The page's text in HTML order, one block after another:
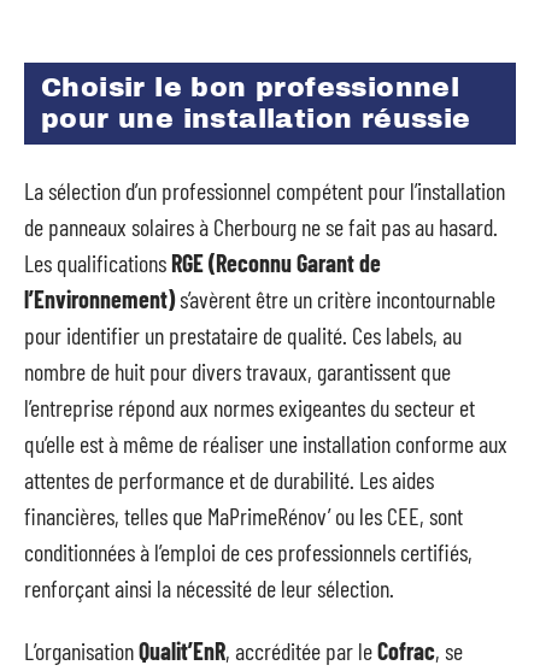
Choisir le bon professionnel
pour une installation réussie
La sélection d’un professionnel compétent pour l’installation
de panneaux solaires à Cherbourg ne se fait pas au hasard.
Les qualificationsRGE (Reconnu Garant de
l’Environnement)s’avèrent être un critère incontournable
pour identifier un prestataire de qualité. Ces labels, au
nombre de huit pour divers travaux, garantissent que
l’entreprise répond aux normes exigeantes du secteur et
qu’elle est à même de réaliser une installation conforme aux
attentes de performance et de durabilité. Les aides
financières, telles que MaPrimeRénov’ ou les CEE, sont
conditionnées à l’emploi de ces professionnels certifiés,
renforçant ainsi la nécessité de leur sélection.
L’organisationQualit’EnR, accréditée par leCofrac, se